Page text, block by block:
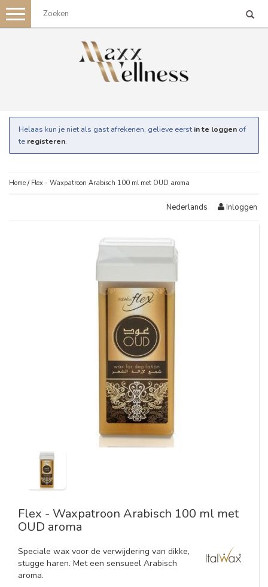
Toggle
navigation
Helaas kun je niet als gast afrekenen, gelieve eerst in te loggen of
te registeren.
Home / Flex - Waxpatroon Arabisch 100 ml met OUD aroma
Nederlands Inloggen
Flex - Waxpatroon Arabisch 100 ml met
OUD aroma
Speciale wax voor de verwijdering van dikke,
stugge haren. Met een sensueel Arabisch
aroma.